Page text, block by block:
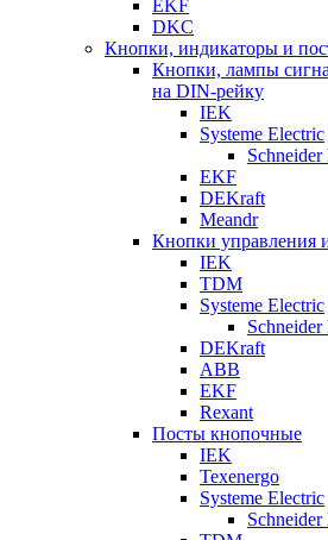
EKF
DKC
Кнопки, индикаторы и
Кнопки, лампы
на DIN-рейку
IEK
Systeme Electric
EKF
DEKraft
Meandr
Кнопки управления
IEK
TDM
Systeme Electric
DEKraft
ABB
EKF
Rexant
Посты кнопочные
IEK
Texenergo
Systeme Electric